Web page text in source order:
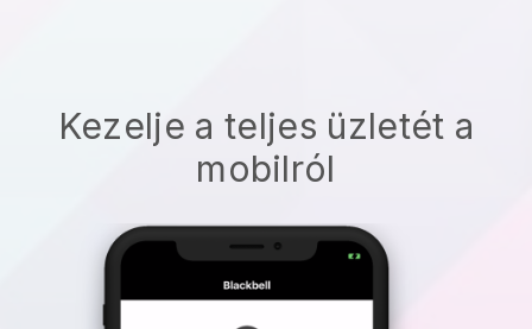
Kezelje a teljes üzletét a
mobilról